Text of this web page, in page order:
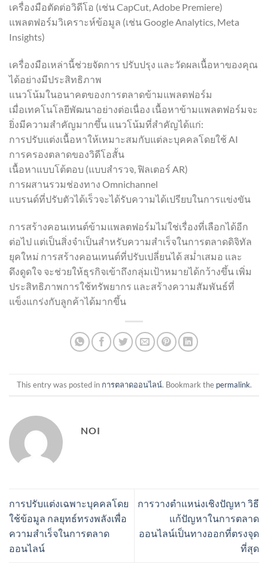
เครื่องมือตัดต่อวิดีโอ (เช่น CapCut, Adobe Premiere)
แพลตฟอร์มวิเคราะห์ข้อมูล (เช่น Google Analytics, Meta
Insights)
เครื่องมือเหล่านี้ช่วยจัดการ ปรับปรุง และวัดผลเนื้อหาของคุณ
ได้อย่างมีประสิทธิภาพ
แนวโน้มในอนาคตของการตลาดข้ามแพลตฟอร์ม
เมื่อเทคโนโลยีพัฒนาอย่างต่อเนื่อง เนื้อหาข้ามแพลตฟอร์มจะ
ยิ่งมีความสำคัญมากขึ้น แนวโน้มที่สำคัญได้แก่:
การปรับแต่งเนื้อหาให้เหมาะสมกับแต่ละบุคคลโดยใช้ AI
การครองตลาดของวิดีโอสั้น
เนื้อหาแบบโต้ตอบ (แบบสำรวจ, ฟิลเตอร์ AR)
การผสานรวมช่องทาง Omnichannel
แบรนด์ที่ปรับตัวได้เร็วจะได้รับความได้เปรียบในการแข่งขัน
การสร้างคอนเทนต์ข้ามแพลตฟอร์มไม่ใช่เรื่องที่เลือกได้อีก
ต่อไป แต่เป็นสิ่งจำเป็นสำหรับความสำเร็จในการตลาดดิจิทัล
ยุคใหม่ การสร้างคอนเทนต์ที่ปรับเปลี่ยนได้ สม่ำเสมอ และ
ดึงดูดใจ จะช่วยให้ธุรกิจเข้าถึงกลุ่มเป้าหมายได้กว้างขึ้น เพิ่ม
ประสิทธิภาพการใช้ทรัพยากร และสร้างความสัมพันธ์ที่
แข็งแกร่งกับลูกค้าได้มากขึ้น
This entry was posted in การตลาดออนไลน์. Bookmark the permalink.
NOI
การปรับแต่งเฉพาะบุคคลโดย
ใช้ข้อมูล กลยุทธ์ทรงพลังเพื่อ
ความสำเร็จในการตลาด
ออนไลน์
การวางตำแหน่งเชิงปัญหา วิธี
แก้ปัญหาในการตลาด
ออนไลน์เป็นทางออกที่ตรงจุด
ที่สุด